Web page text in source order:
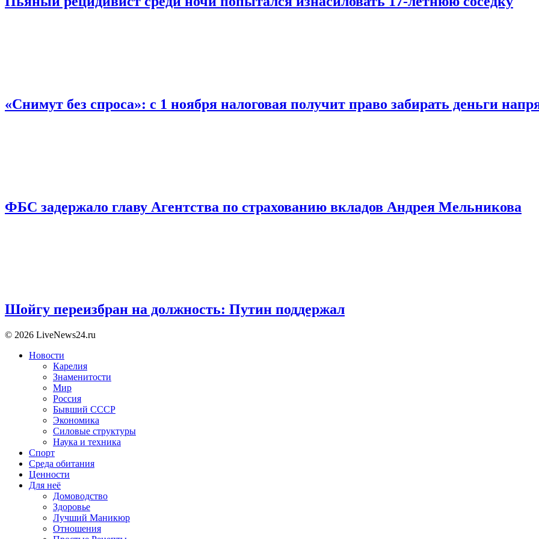
«Снимут без спроса»: с 1 ноября налоговая получит право забирать деньги
ФБС задержало главу Агентства по страхованию вкладов Андрея Мельникова
Шойгу переизбран на должность: Путин поддержал
© 2026 LiveNews24.ru
Новости
Карелия
Знаменитости
Мир
Россия
Бывший СССР
Экономика
Силовые структуры
Наука и техника
Спорт
Среда обитания
Ценности
Для неё
Домоводство
Здоровье
Лучший Маникюр
Отношения